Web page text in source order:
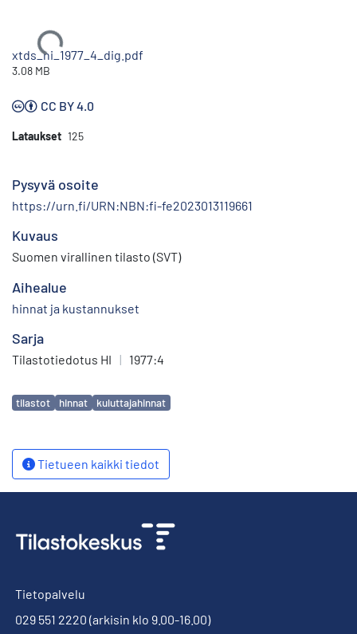
Ladataan...
xtds_hi_1977_4_dig.pdf
3.08 MB
CC BY 4.0
Lataukset 125
Pysyvä osoite
https://urn.fi/URN:NBN:fi-fe2023013119661
Kuvaus
Suomen virallinen tilasto (SVT)
Aihealue
hinnat ja kustannukset
Sarja
Tilastotiedotus HI | 1977:4
Avainsanat
tilastot hinnat kuluttajahinnat
Tietueen kaikki tiedot
Tietopalvelu
029 551 2220 (arkisin klo 9.00-16.00)